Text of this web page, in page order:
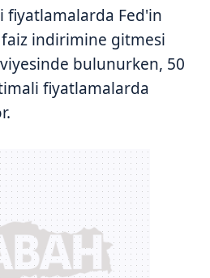
fiyatlamalarda Fed'in
indirimine gitmesi
bulunurken, 50
fiyatlamalarda